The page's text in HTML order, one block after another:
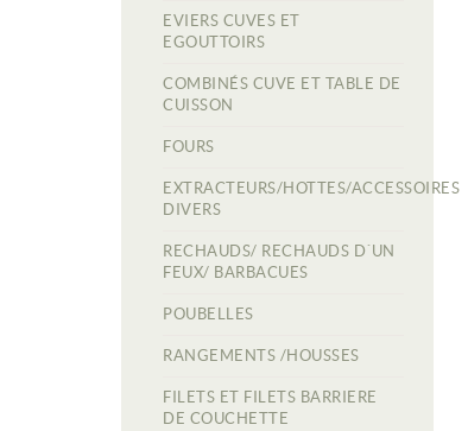
EVIERS CUVES ET
EGOUTTOIRS
COMBINÉS CUVE ET TABLE DE
CUISSON
FOURS
EXTRACTEURS/HOTTES/ACCESSOIRES
DIVERS
RECHAUDS/ RECHAUDS D´UN
FEUX/ BARBACUES
POUBELLES
RANGEMENTS /HOUSSES
FILETS ET FILETS BARRIERE
DE COUCHETTE